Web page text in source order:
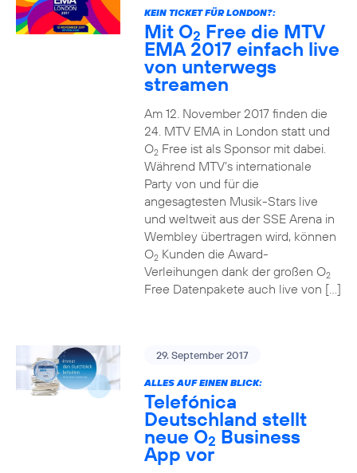
KEIN TICKET FÜR LONDON?:
Mit O2 Free die MTV
EMA 2017 einfach live
von unterwegs
streamen
Am 12. November 2017 finden die
24. MTV EMA in London statt und
O2Free ist als Sponsor mit dabei.
Während MTV’s internationale
Party von und für die
angesagtesten Musik-Stars live
und weltweit aus der SSE Arena in
Wembley übertragen wird, können
O2Kunden die Award-
Verleihungen dank der großen O2
Free Datenpakete auch live von […]
29. September 2017
ALLES AUF EINEN BLICK:
Telefónica
Deutschland stellt
neue O2 Business
App vor